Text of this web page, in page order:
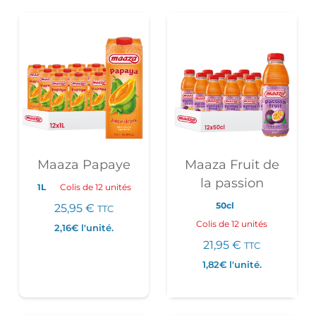
Maaza Papaye
1L Colis de 12 unités
25,95€ TTC
2,16€ l'unité.
Maaza Fruit de
la passion
50cl
Colis de 12 unités
21,95€ TTC
1,82€l'unité.